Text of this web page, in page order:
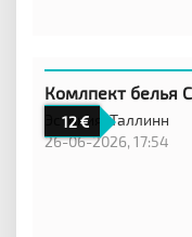
12
Комлпект белья
Эстония,Таллинн
26-06-2026, 17:54